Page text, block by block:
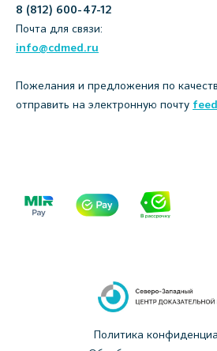
8 (812) 600-47-12
Почта для связи:
info@cdmed.ru
Пожелания и предложения по
отправить на электронную почту
Политика